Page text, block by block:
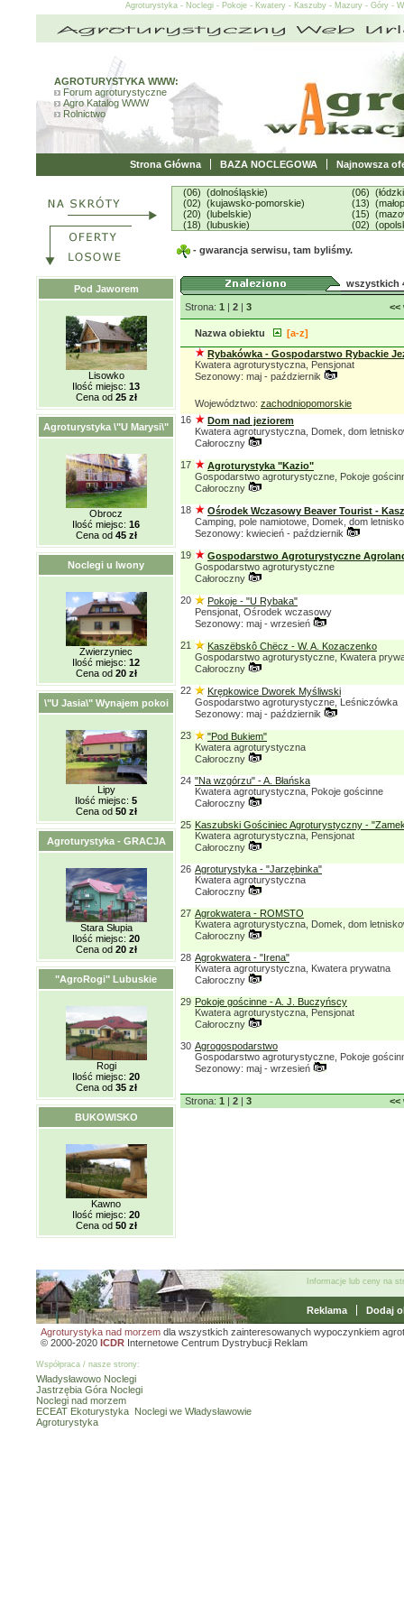
Agroturystyka - Noclegi - Pokoje - Kwatery - Kaszuby - Mazury - Góry -
AGROTURYSTYKA WWW:
Forum agroturystyczne
Agro Katalog WWW
Rolnictwo
Strona Główna BAZA NOCLEGOWA Najnowsza
(06) (dolnośląskie)
(02) (kujawsko-pomorskie)
(20) (lubelskie)
(18) (lubuskie)
(06)
(13)
(15)
(02)
- gwarancja serwisu, tam byliśmy.
Pod Jaworem
Lisowko
Ilość miejsc: 13
Cena od 25 zł
Agroturystyka \"U Marysi\"
Obrocz
Ilość miejsc: 16
Cena od 45 zł
Noclegi u Iwony
Zwierzyniec
Ilość miejsc: 12
Cena od 20 zł
\"U Jasia\" Wynajem pokoi
Lipy
Ilość miejsc: 5
Cena od 50 zł
Agroturystyka - GRACJA
Stara Słupia
Ilość miejsc: 20
Cena od 20 zł
"AgroRogi" Lubuskie
Rogi
Ilość miejsc: 20
Cena od 35 zł
BUKOWISKO
Kawno
Ilość miejsc: 20
Cena od 50 zł
wszystkich
Strona: 1 | 2 | 3 <<
Nazwa obiektu
[a-z]
Rybakówka - Gospodarstwo Rybackie
Kwatera agroturystyczna, Pensjonat
Sezonowy: maj - październik
Województwo: zachodniopomorskie
16
Dom nad jeziorem
Kwatera agroturystyczna, Domek, dom
Całoroczny
17
Agroturystyka "Kazio"
Gospodarstwo agroturystyczne, Pokoje
Całoroczny
18
Ośrodek Wczasowy Beaver Tourist -
Camping, pole namiotowe, Domek, dom
Sezonowy: kwiecień - październik
19
Gospodarstwo Agroturystyczne
Gospodarstwo agroturystyczne
Całoroczny
20
Pokoje - "U Rybaka"
Pensjonat, Ośrodek wczasowy
Sezonowy: maj - wrzesień
21
Kaszëbskô Chëcz - W. A. Kozaczenko
Gospodarstwo agroturystyczne, Kwatera
Całoroczny
22
Krępkowice Dworek Myśliwski
Gospodarstwo agroturystyczne, Leśniczówka
Sezonowy: maj - październik
23
"Pod Bukiem"
Kwatera agroturystyczna
Całoroczny
24 "Na wzgórzu" - A. Błańska
Kwatera agroturystyczna, Pokoje gościnne
Całoroczny
25 Kaszubski Gościniec Agroturystyczny -
Kwatera agroturystyczna, Pensjonat
Całoroczny
26 Agroturystyka - "Jarzębinka"
Kwatera agroturystyczna
Całoroczny
27 Agrokwatera - ROMSTO
Kwatera agroturystyczna, Domek, dom
Całoroczny
28 Agrokwatera - "Irena"
Kwatera agroturystyczna, Kwatera prywatna
Całoroczny
29 Pokoje gościnne - A. J. Buczyńscy
Kwatera agroturystyczna, Pensjonat
Całoroczny
30 Agrogospodarstwo
Gospodarstwo agroturystyczne, Pokoje
Sezonowy: maj - wrzesień
Strona: 1 | 2 | 3 <<
Informacje lub ceny na
Reklama
Dodaj
Agroturystyka nad morzem dla wszystkich zainteresowanych wypoczynkiem
© 2000-2020 ICDR Internetowe Centrum Dystrybucji Reklam
Współpraca / nasze strony:
Władysławowo Noclegi
Jastrzębia Góra Noclegi
Noclegi nad morzem
ECEAT Ekoturystyka Noclegi we Władysławowie
Agroturystyka